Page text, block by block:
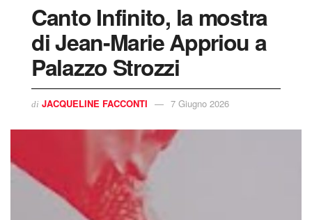
Canto Infinito, la mostra
di Jean-Marie Appriou a
Palazzo Strozzi
di JACQUELINE FACCONTI 7 Giugno 2026